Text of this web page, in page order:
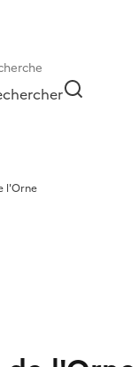
l'Orne